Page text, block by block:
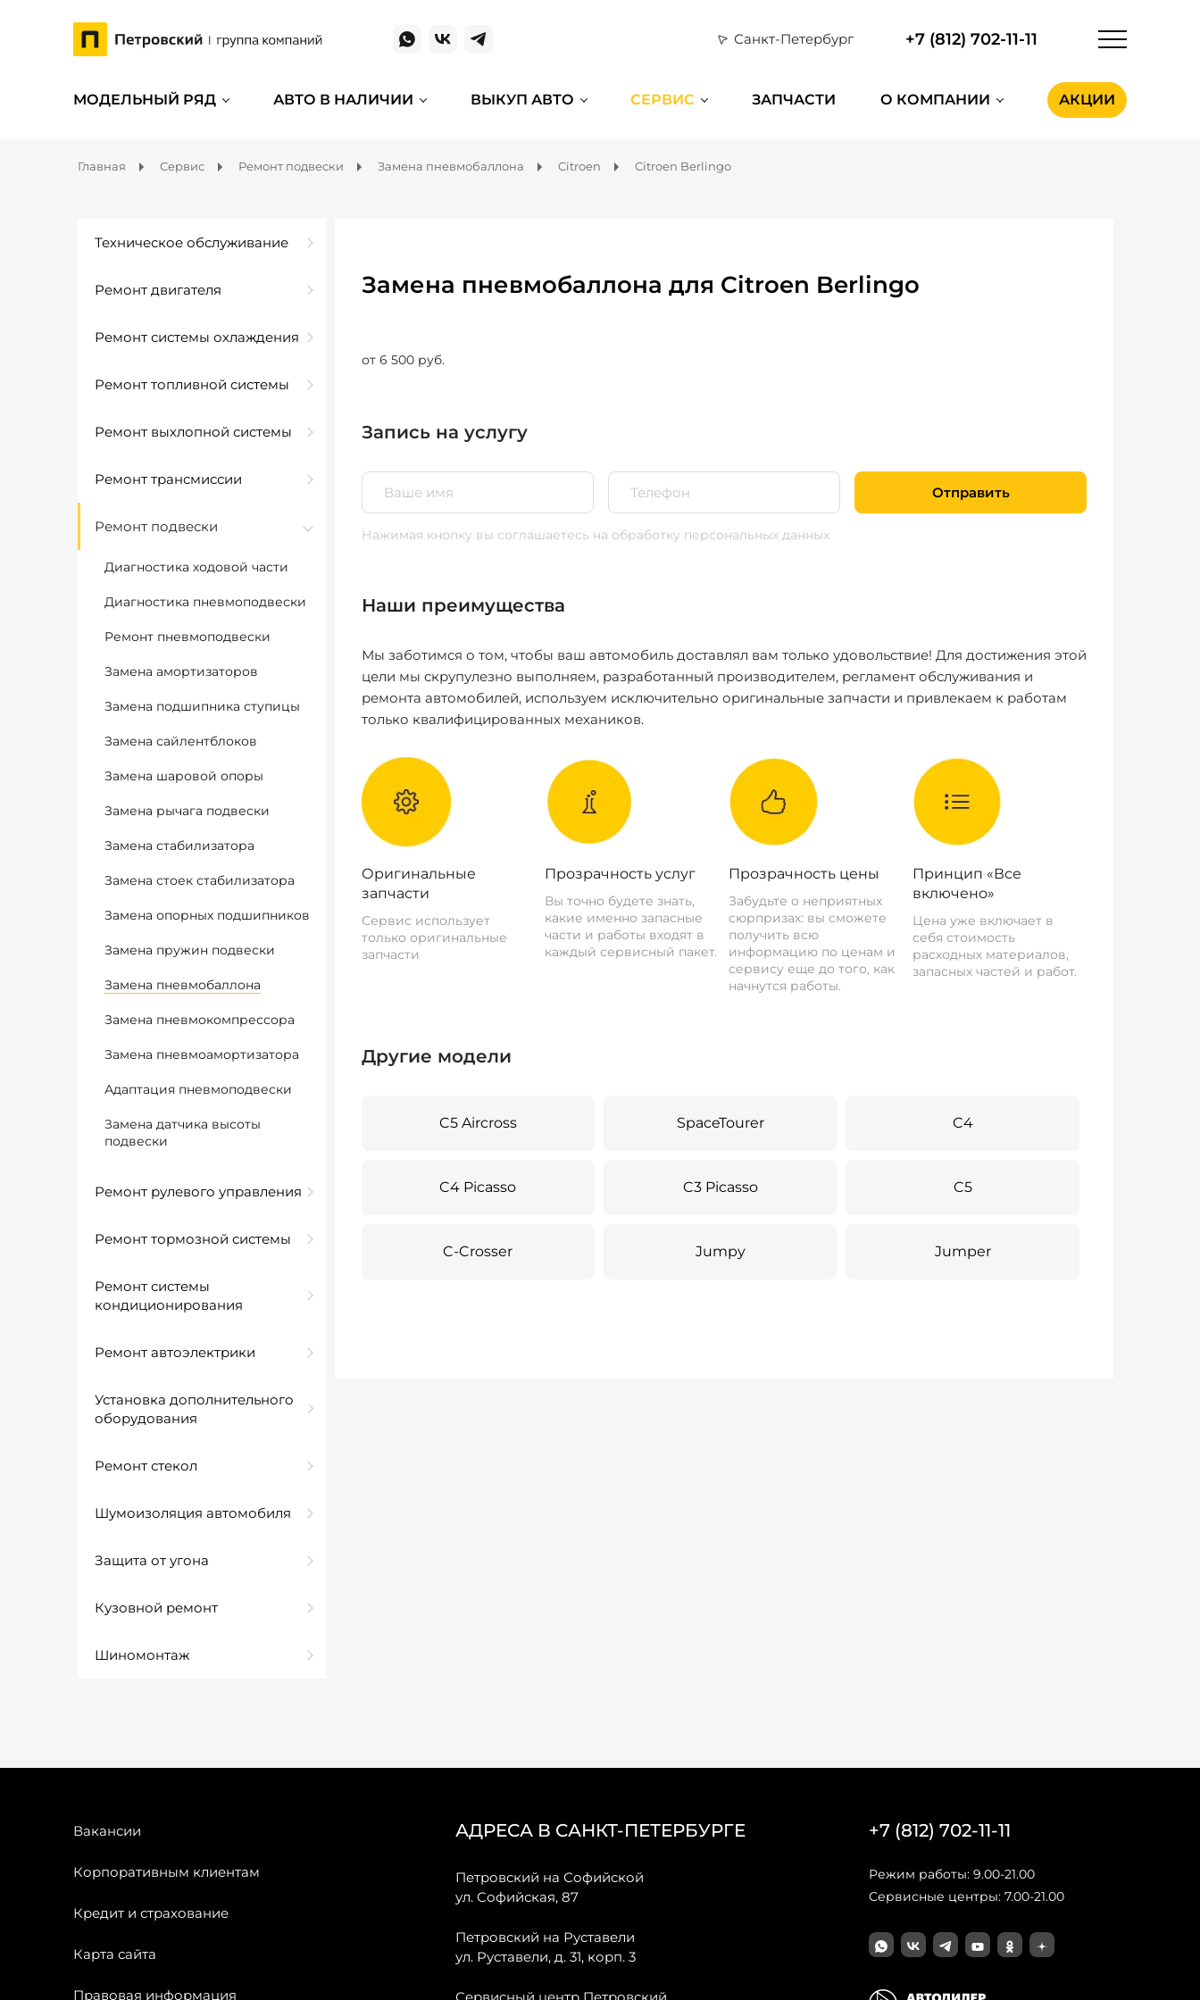
Санкт-Петербург +7 (812) 702-11-11
МОДЕЛЬНЫЙ РЯД АВТО В НАЛИЧИИ ВЫКУП АВТО СЕРВИС ЗАПЧАСТИ О КОМПАНИИ АКЦИИ
Главная Сервис Ремонт подвески Замена пневмобаллона Citroen Citroen Berlingo
Техническое обслуживание
Ремонт двигателя
Ремонт системы охлаждения
Ремонт топливной системы
Ремонт выхлопной системы
Ремонт трансмиссии
Ремонт подвески
Диагностика ходовой части
Диагностика пневмоподвески
Ремонт пневмоподвески
Замена амортизаторов
Замена подшипника ступицы
Замена сайлентблоков
Замена шаровой опоры
Замена рычага подвески
Замена стабилизатора
Замена стоек стабилизатора
Замена опорных подшипников
Замена пружин подвески
Замена пневмобаллона
Замена пневмокомпрессора
Замена пневмоамортизатора
Адаптация пневмоподвески
Замена датчика высоты
подвески
Ремонт рулевого управления
Ремонт тормозной системы
Ремонт системы
кондиционирования
Ремонт автоэлектрики
Установка дополнительного
оборудования
Ремонт стекол
Шумоизоляция автомобиля
Защита от угона
Кузовной ремонт
Шиномонтаж
Замена пневмобаллона для Citroen Berlingo
от 6 500 руб.
Запись на услугу
Отправить
Нажимая кнопку вы соглашаетесь на обработку персональных данных
Наши преимущества
Мы заботимся о том, чтобы ваш автомобиль доставлял вам только удовольствие! Для достижения этой
цели мы скрупулезно выполняем, разработанный производителем, регламент обслуживания и
ремонта автомобилей, используем исключительно оригинальные запчасти и привлекаем к работам
только квалифицированных механиков.
Оригинальные
запчасти
Сервис использует
только оригинальные
запчасти
Прозрачность услуг
Вы точно будете знать,
какие именно запасные
части и работы входят в
каждый сервисный пакет.
Прозрачность цены
Забудьте о неприятных
сюрпризах: вы сможете
получить всю
информацию по ценам и
сервису еще до того, как
начнутся работы.
Принцип «Все
включено»
Цена уже включает в
себя стоимость
расходных материалов,
запасных частей и работ.
Другие модели
C5 Aircross SpaceTourer C4
C4 Picasso C3 Picasso C5
C-Crosser Jumpy Jumper
Вакансии
Корпоративным клиентам
Кредит и страхование
Карта сайта
Правовая информация
АДРЕСА В САНКТ-ПЕТЕРБУРГЕ
Петровский на Софийской
ул. Софийская, 87
Петровский на Руставели
ул. Руставели, д. 31, корп. 3
+7 (812) 702-11-11
Режим работы: 9.00-21.00
Сервисные центры: 7.00-21.00